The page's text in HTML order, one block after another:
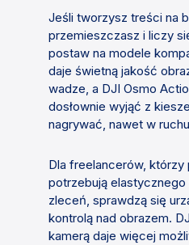
Jeśli tworzysz treści na
przemieszczasz i liczy
postaw na modele
daje świetną jakość
wadze, a DJI Osmo
dosłownie wyjąć z
nagrywać, nawet w
Dla freelancerów, którzy
potrzebują
zleceń, sprawdzą się
kontrolą nad obrazem.
kamerą daje więcej